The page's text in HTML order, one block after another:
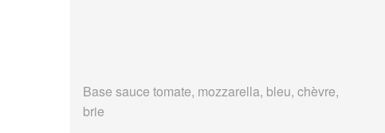
Base sauce tomate, mozzarella, bleu, chèvre,
brie